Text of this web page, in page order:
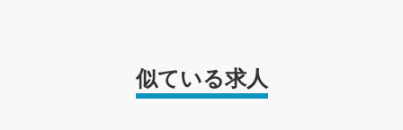
似ている求人